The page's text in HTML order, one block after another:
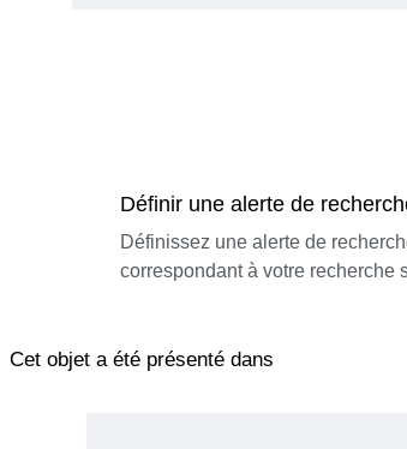
Définir une alerte de
Définissez une alerte de
correspondant à votre recherche
Cet objet a été présenté dans